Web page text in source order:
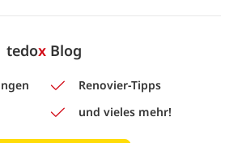
tedoxBlog
Renovier-Tipps
und vieles mehr!